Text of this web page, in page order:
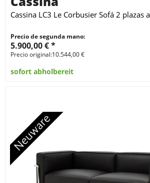
Cassina LC3 Le Corbusier Sofá 2 plazas
Precio de segunda mano:
5.900,00 € *
Precio original:10.544,00 €
sofort abholbereit